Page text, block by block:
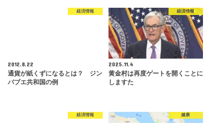
経済情報
2012.8.22
通貨が紙くずになるとは？ ジン
バブエ共和国の例
経済情報
2025.11.4
黄金村は再度ゲートを開くことに
しますた
経済情報 健康